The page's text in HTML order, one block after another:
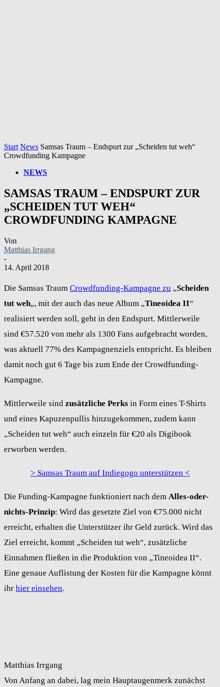
Start News Samsas Traum – Endspurt zur „Scheiden tut weh“
Crowdfunding Kampagne
NEWS
SAMSAS TRAUM – ENDSPURT ZUR
„SCHEIDEN TUT WEH“
CROWDFUNDING KAMPAGNE
Von
Matthias Irrgang
-
14. April 2018
Die Samsas Traum Crowdfunding-Kampagne zu „Scheiden
tut weh„, mit der auch das neue Album „Tineoidea II“
realisiert werden soll, geht in den Endspurt. Mittlerweile
sind €57.520 von mehr als 1300 Fans aufgebracht worden,
was aktuell 77% des Kampagnenziels entspricht. Es bleiben
damit noch gut 6 Tage bis zum Ende der Crowdfunding-
Kampagne.
Mittlerweile sind zusätzliche Perks in Form eines T-Shirts
und eines Kapuzenpullis hinzugekommen, zudem kann
„Scheiden tut weh“ auch einzeln für €20 als Digibook
erworben werden.
> Samsas Traum auf Indiegogo unterstützen <
Die Funding-Kampagne funktioniert nach dem Alles-oder-
nichts-Prinzip: Wird das gesetzte Ziel von €75.000 nicht
erreicht, erhalten die Unterstützer ihr Geld zurück. Wird das
Ziel erreicht, kommt „Scheiden tut weh“, zusätzliche
Einnahmen fließen in die Produktion von „Tineoidea II“.
Eine genaue Auflistung der Kosten für die Kampagne könnt
ihr hier einsehen.
Matthias Irrgang
Von Anfang an dabei, lag mein Hauptaugenmerk zunächst